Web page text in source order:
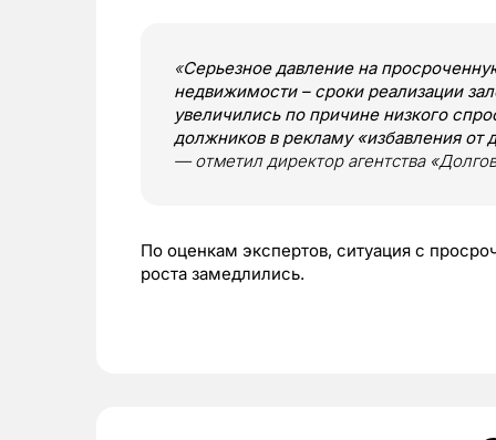
«Серьезное давление на
недвижимости – сроки реализации
увеличились по причине низкого
должников в рекламу «избавления от
— отметил директор агентства
По оценкам экспертов, ситуация с
роста замедлились.